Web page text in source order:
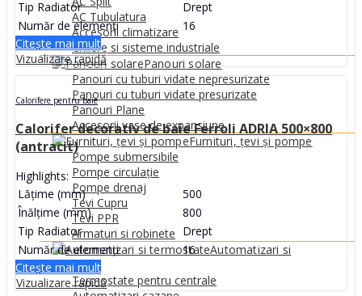
AC Tubulatura
Accesorii climatizare
Chilere si sisteme industriale
Panouri solare
Panouri cu tuburi vidate nepresurizate
Panouri cu tuburi vidate presurizate
Panouri Plane
Accesorii vase de expansiune
Furnituri, țevi și pompe
Pompe submersibile
Pompe circulație
Pompe drenaj
Tevi Cupru
Tevi PPR
Armaturi si robinete
Automatizari si
termostate
Termostate pentru centrale
Tip Radiator
Drept
Număr de elemenți
16
Citește mai mult
Vizualizare rapidă
Calorifere pentru baie
Calorifer decorativ de baie Ferroli ADRIA 500×800
(antracit)
Highlights:
Lățime (mm)
500
Înălțime (mm)
800
Tip Radiator
Drept
Număr de elemenți
16
Citește mai mult
Vizualizare rapidă